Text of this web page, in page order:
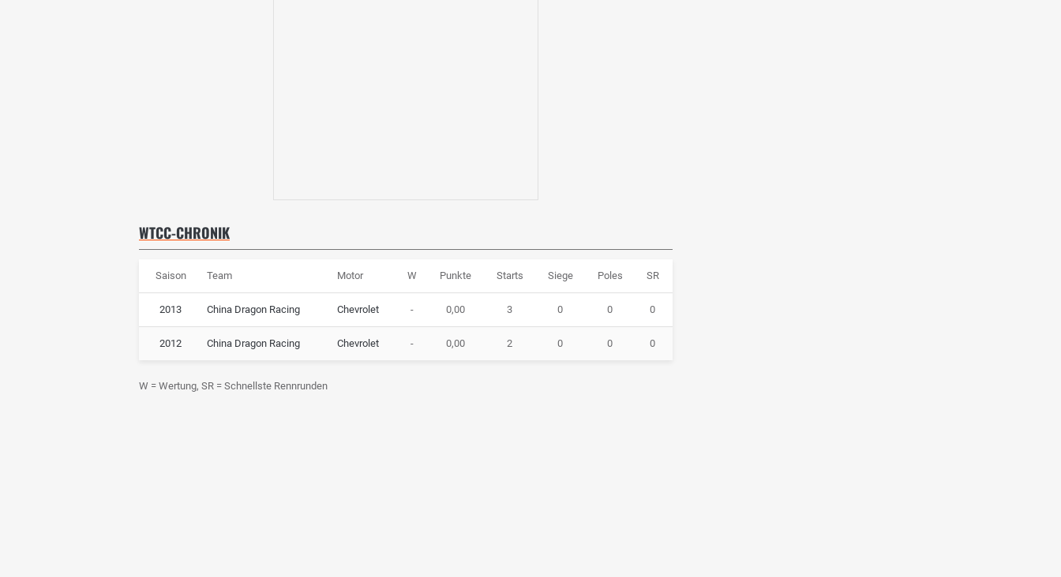
WTCC-CHRONIK
Saison Team Motor W Punkte Starts Siege Poles SR
2013 China Dragon Racing Chevrolet - 0,00 3 0 0 0
2012 China Dragon Racing Chevrolet - 0,00 2 0 0 0
W = Wertung, SR = Schnellste Rennrunden